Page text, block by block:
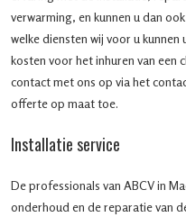
verwarming, en kunnen u dan
welke diensten wij voor u
kosten voor het inhuren van een
contact met ons op via het
offerte op maat toe.
Installatie service
De professionals van ABCV in
onderhoud en de reparatie van